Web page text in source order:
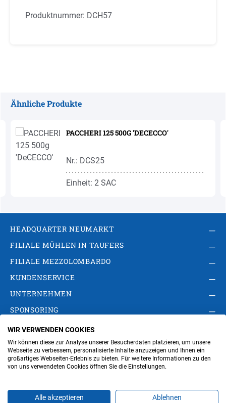
Produktnummer: DCH57
Ähnliche Produkte
PACCHERI 125 500G 'DECECCO'
Nr.: DCS25
Einheit: 2 SAC
HEADQUARTER NEUMARKT
FILIALE MÜHLEN IN TAUFERS
FILIALE MEZZOLOMBARDO
KUNDENSERVICE
UNTERNEHMEN
SPONSORING
AGB Privacy Policy
Impressum
Cookie-Einstellungen ändern
Verwaltung
WIR VERWENDEN COOKIES
Wir können diese zur Analyse unserer Besucherdaten platzieren, um unsere
Webseite zu verbessern, personalisierte Inhalte anzuzeigen und Ihnen ein
großartiges Webseiten-Erlebnis zu bieten. Für weitere Informationen zu den
von uns verwendeten Cookies öffnen Sie die Einstellungen.
Alle akzeptieren Ablehnen